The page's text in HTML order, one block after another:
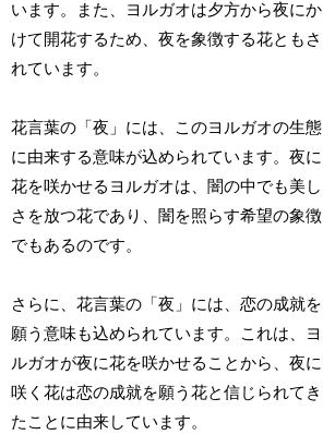
います。また、ヨルガオは夕方から夜にか
けて開花するため、夜を象徴する花ともさ
れています。
花言葉の「夜」には、このヨルガオの生態
に由来する意味が込められています。夜に
花を咲かせるヨルガオは、闇の中でも美し
さを放つ花であり、闇を照らす希望の象徴
でもあるのです。
さらに、花言葉の「夜」には、恋の成就を
願う意味も込められています。これは、ヨ
ルガオが夜に花を咲かせることから、夜に
咲く花は恋の成就を願う花と信じられてき
たことに由来しています。